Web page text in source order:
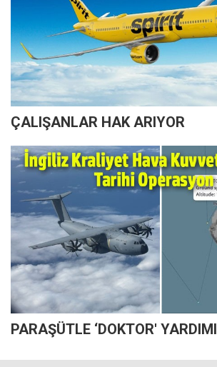
ÇALIŞANLAR HAK ARIYOR
PARAŞÜTLE ‘DOKTOR' YARDIMI